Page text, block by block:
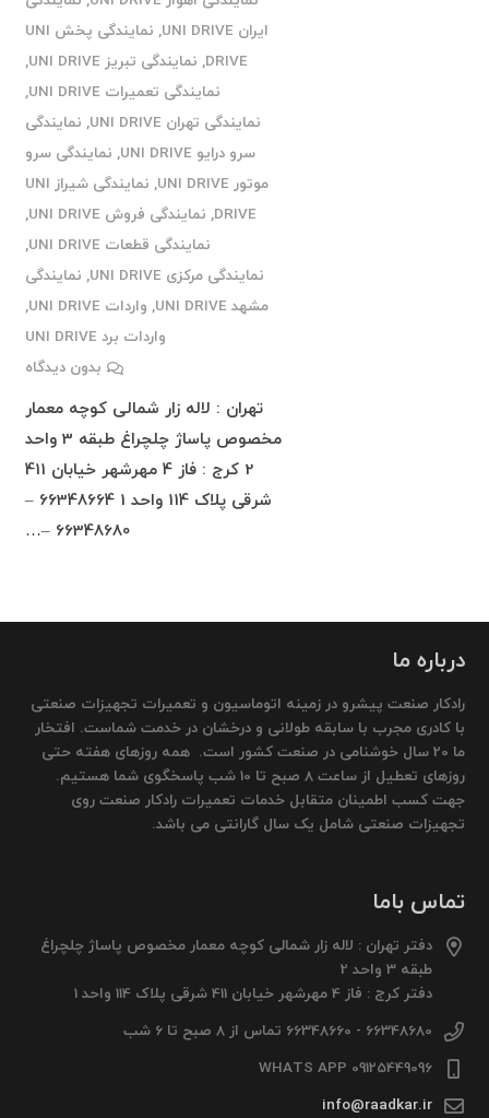
ایران UNI DRIVE
,
نمایندگی پخش UNI
DRIVE
, نمایندگی تبریز UNI DRIVE
,
نمایندگی تعمیرات UNI DRIVE
,
نمایندگی تهران UNI DRIVE
, نمایندگی
سرو درایو UNI DRIVE
, نمایندگی سرو
موتور UNI DRIVE
,
نمایندگی شیراز UNI
DRIVE
, نمایندگی فروش UNI DRIVE
,
نمایندگی قطعات UNI DRIVE
,
نمایندگی مرکزی UNI DRIVE
, نمایندگی
مشهد UNI DRIVE
, واردات UNI DRIVE
,
واردات برد UNI DRIVE
بدون دیدگاه
تهران : لاله زار شمالی کوچه معمار
مخصوص پاساژ چلچراغ طبقه 3 واحد
2 کرج : فاز 4 مهرشهر خیابان 411
شرقی پلاک 114 واحد 1 66348664 –
66348680 –…
درباره ما
رادکار صنعت پیشرو در زمینه اتوماسیون و تعمیرات تجهیزات صنعتی
با کادری مجرب با سابقه طولانی و درخشان در خدمت شماست. افتخار
ما 20 سال خوشنامی در صنعت کشور است. همه روزهای هفته حتی
روزهای تعطیل از ساعت 8 صبح تا 10 شب پاسخگوی شما هستیم.
جهت کسب اطمینان متقابل خدمات تعمیرات رادکار صنعت روی
تجهیزات صنعتی شامل یک سال گارانتی می باشد.
تماس باما
دفتر تهران : لاله زار شمالی کوچه معمار مخصوص پاساژ چلچراغ
طبقه 3 واحد 2
دفتر کرج : فاز 4 مهرشهر خیابان 411 شرقی پلاک 114 واحد 1
66348680 - 66348660 تماس از 8 صبح تا 6 شب
09125449096 WHATS APP
info@raadkar.ir